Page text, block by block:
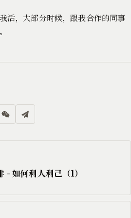
活，大部分时候，跟我合作的同事
如何利人利己（1）